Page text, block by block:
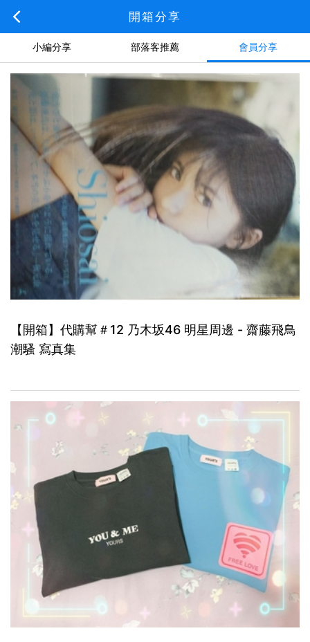
開箱分享
小編分享 部落客推薦 會員分享
【開箱】代購幫＃12 乃木坂46 明星周邊 - 齋藤飛鳥
潮騷 寫真集